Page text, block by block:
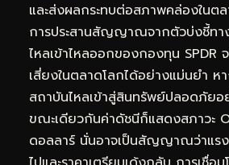
และส่งผลกระทบต่อสภาพคล่องในต
การประสานสัญญาณจากตัวบ่งชี้ทา
ไหลเข้าไหลออกของกองทุน SPDR
เสี่ยงในตลาดโลกได้อย่างแม่นยำ ห
สถาบันไหลเข้าสู่สินทรัพย์ปลอดภัยอ
ขณะเดียวกันค่าดัชนีก็แสดงสภาวะ
ดอลลาร์ นั่นอาจเป็นสัญญาณว่าแร